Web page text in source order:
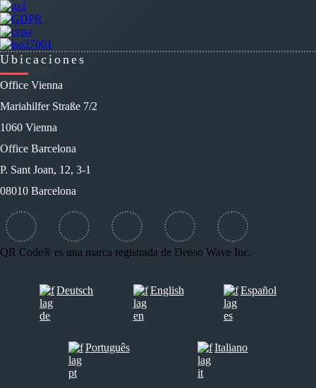
Ubicaciones
Office Vienna
Mariahilfer Straße 7/2
1060 Vienna
Office Barcelona
P. Sant Joan, 12, 3-1
08010 Barcelona
QR Code® es una marca registrada de Denso Wave Inc.
Deutsch English Español
Português Italiano